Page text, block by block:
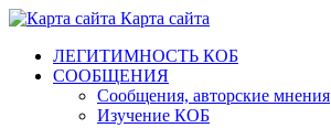
Карта сайта
ЛЕГИТИМНОСТЬ КОБ
СООБЩЕНИЯ
Сообщения, авторские мнения
Изучение КОБ